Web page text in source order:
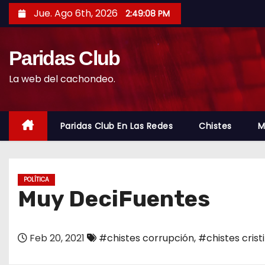
a
c
Jue. Ago 6th, 2026 2:49:09 PM
Paridas Club
La web del cachondeo.
Paridas Club En Las Redes Chistes
POLÍTICA
Muy DeciFuentes
Feb 20, 2021 #chistes corrupción, #chistes